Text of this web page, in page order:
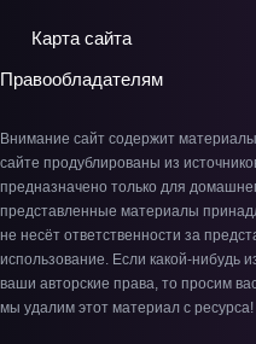
Карта сайта
Правообладателям
Внимание сайт содержит
сайте продублированы из
предназначено только для
представленные материалы
не несёт ответственности за
использование. Если какой-нибудь
ваши авторские права, то просим
мы удалим этот материал с ресурса!